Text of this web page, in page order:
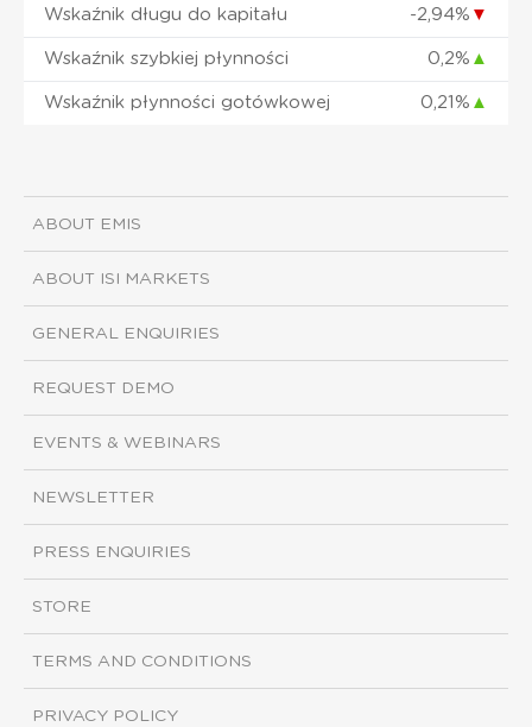
Wskaźnik długu do kapitału -2,94% ▼
Wskaźnik szybkiej płynności 0,2% ▲
Wskaźnik płynności gotówkowej 0,21% ▲
ABOUT EMIS
ABOUT ISI MARKETS
GENERAL ENQUIRIES
REQUEST DEMO
EVENTS & WEBINARS
NEWSLETTER
PRESS ENQUIRIES
STORE
TERMS AND CONDITIONS
PRIVACY POLICY